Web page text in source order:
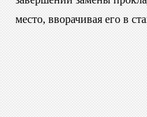
место, вворачивая его в